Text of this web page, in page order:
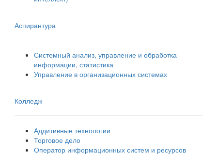
Аспирантура
Системный анализ, управление и обработка
информации, статистика
Управление в организационных системах
Колледж
Аддитивные технологии
Торговое дело
Оператор информационных систем и ресурсов